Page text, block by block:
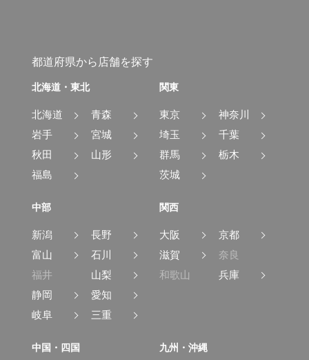
都道府県から店舗を探す
北海道・東北
北海道
青森
岩手
宮城
秋田
山形
福島
関東
東京
神奈川
埼玉
千葉
群馬
栃木
茨城
中部
新潟
長野
富山
石川
福井
山梨
静岡
愛知
岐阜
三重
関西
大阪
京都
滋賀
奈良
和歌山
兵庫
中国・四国 九州・沖縄